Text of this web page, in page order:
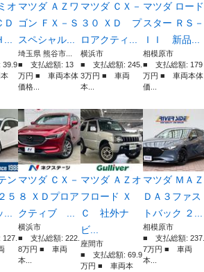
オ マツダ ＡＺワ
ゴン ＦＸ－Ｓ
スペシャル...
埼玉県 熊谷市...
■ 支払総額: 13
万円 ■ 車両本体
価格...
マツダ ＣＸ－
３０ ＸＤ プ
ロアクティ...
横浜市
■ 支払総額: 245.
3万円 ■ 車両
本...
マツダ ロード
スター ＲＳ－
ＩＩ 新品...
相模原市
■ 支払総額: 179
万円 ■ 車両本体
価...
ン
５
マツダ ＣＸ－
８ ＸＤプロア
クティブ ...
横浜市
■ 支払総額: 222.
8万円 ■ 車両
本...
マツダ ＡＺオ
フロード Ｘ
Ｃ 社外ナ
ビ...
座間市
■ 支払総額: 69.9
万円 ■ 車両本
マツダ ＭＡＺ
ＤＡ３ファス
トバック ２...
相模原市
■ 支払総額: 237.
7万円 ■ 車両
本...